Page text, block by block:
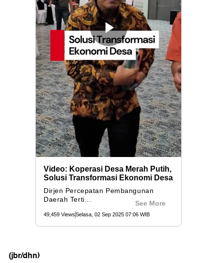
(jbr/dhn)